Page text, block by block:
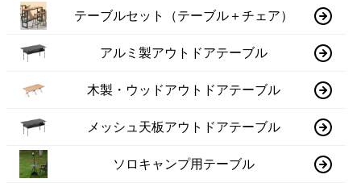
テーブルセット（テーブル＋チェア）
アルミ製アウトドアテーブル
木製・ウッドアウトドアテーブル
メッシュ天板アウトドアテーブル
ソロキャンプ用テーブル